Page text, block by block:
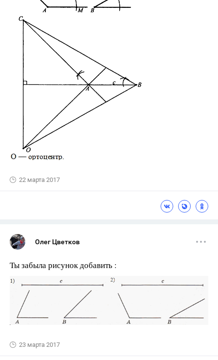
22 марта 2017
Олег Цветков
Ты забыла рисунок добавить :
23 марта 2017